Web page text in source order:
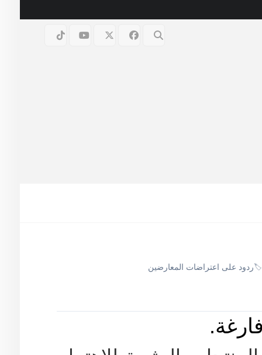
🏷️ردود على اعتراضات المعارضين